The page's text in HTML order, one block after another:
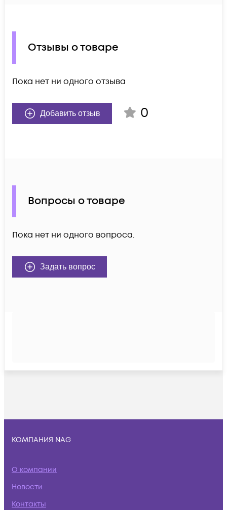
Отзывы о товаре
Пока нет ни одного отзыва
Добавить отзыв 0
Вопросы о товаре
Пока нет ни одного вопроса.
Задать вопрос
КОМПАНИЯ NAG
О компании
Новости
Контакты